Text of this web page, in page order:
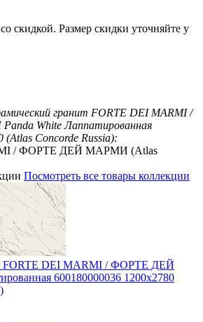
скидкой. Размер скидки уточняйте у
гранит FORTE DEI MARMI /
White Лаппатированная
(Atlas Concorde Russia):
/ ФОРТЕ ДЕЙ МАРМИ (Atlas
Посмотреть все товары коллекции
FORTE DEI MARMI / ФОРТЕ ДЕЙ
600180000036 1200x2780